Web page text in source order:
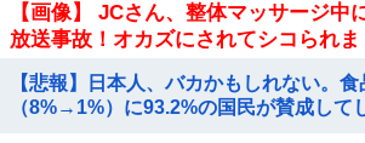
【画像】 JCさん、整体マッサージ中
放送事故！オカズにされてシコられま
【悲報】日本人、バカかもしれない。
（8%→1%）に93.2%の国民が賛成して